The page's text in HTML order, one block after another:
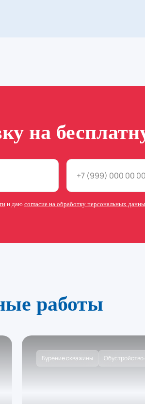
на
и даю согласие на обработку персональных
работы
Бурение скважины